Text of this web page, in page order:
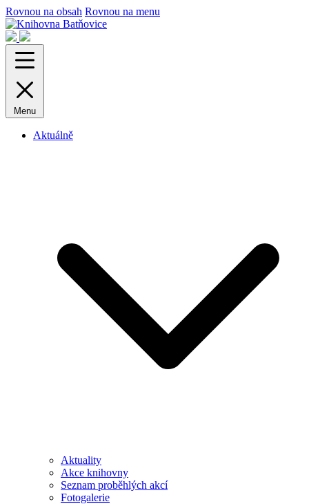
Rovnou na obsah Rovnou na menu
Menu
Aktuálně
Aktuality
Akce knihovny
Seznam proběhlých akcí
Fotogalerie